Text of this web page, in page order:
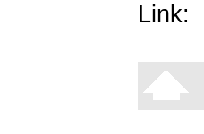
Link: